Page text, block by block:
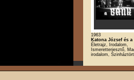
1963
Katona József és
Életrajz, Irodalom,
Ismeretterjesztő,
irodalom,